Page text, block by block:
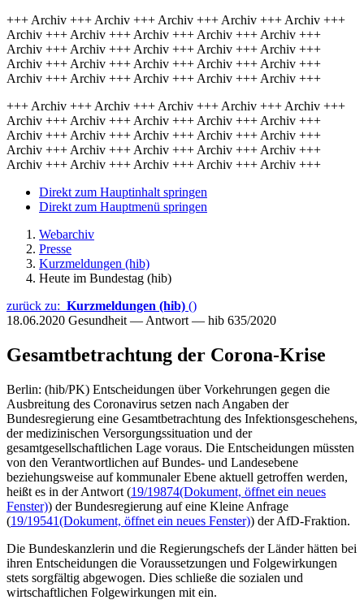
+++ Archiv +++ Archiv +++ Archiv +++ Archiv +++ Archiv +++
Archiv +++ Archiv +++ Archiv +++ Archiv +++ Archiv +++
Archiv +++ Archiv +++ Archiv +++ Archiv +++ Archiv +++
Archiv +++ Archiv +++ Archiv +++ Archiv +++ Archiv +++
Archiv +++ Archiv +++ Archiv +++ Archiv +++ Archiv +++
+++ Archiv +++ Archiv +++ Archiv +++ Archiv +++ Archiv +++
Archiv +++ Archiv +++ Archiv +++ Archiv +++ Archiv +++
Archiv +++ Archiv +++ Archiv +++ Archiv +++ Archiv +++
Archiv +++ Archiv +++ Archiv +++ Archiv +++ Archiv +++
Archiv +++ Archiv +++ Archiv +++ Archiv +++ Archiv +++
Direkt zum Hauptinhalt springen
Direkt zum Hauptmenü springen
Webarchiv
Presse
Kurzmeldungen (hib)
Heute im Bundestag (hib)
zurück zu: Kurzmeldungen (hib) ()
18.06.2020 Gesundheit — Antwort — hib 635/2020
Gesamtbetrachtung der Corona-Krise
Berlin: (hib/PK) Entscheidungen über Vorkehrungen gegen die
Ausbreitung des Coronavirus setzen nach Angaben der
Bundesregierung eine Gesamtbetrachtung des Infektionsgeschehens,
der medizinischen Versorgungssituation und der
gesamtgesellschaftlichen Lage voraus. Die Entscheidungen müssten
von den Verantwortlichen auf Bundes- und Landesebene
beziehungsweise auf kommunaler Ebene aktuell getroffen werden,
heißt es in der Antwort (19/19874(Dokument, öffnet ein neues
Fenster)) der Bundesregierung auf eine Kleine Anfrage
(19/19541(Dokument, öffnet ein neues Fenster)) der AfD-Fraktion.
Die Bundeskanzlerin und die Regierungschefs der Länder hätten bei
ihren Entscheidungen die Voraussetzungen und Folgewirkungen
stets sorgfältig abgewogen. Dies schließe die sozialen und
wirtschaftlichen Folgewirkungen mit ein.